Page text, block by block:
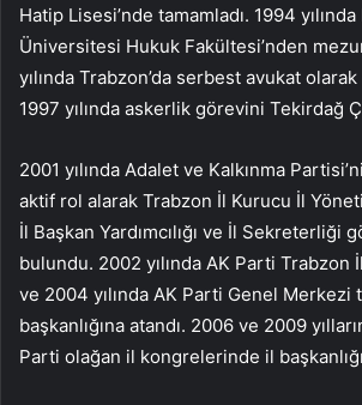
Hatip Lisesi’nde tamamladı. 1994
Üniversitesi Hukuk Fakültesi’nden
yılında Trabzon’da serbest avukat olarak
1997 yılında askerlik görevini Tekirdağ
2001 yılında Adalet ve Kalkınma
aktif rol alarak Trabzon İl Kurucu İl
İl Başkan Yardımcılığı ve İl Sekreterliği
bulundu. 2002 yılında AK Parti Trabzon
ve 2004 yılında AK Parti Genel Merkezi
başkanlığına atandı. 2006 ve 2009
Parti olağan il kongrelerinde il